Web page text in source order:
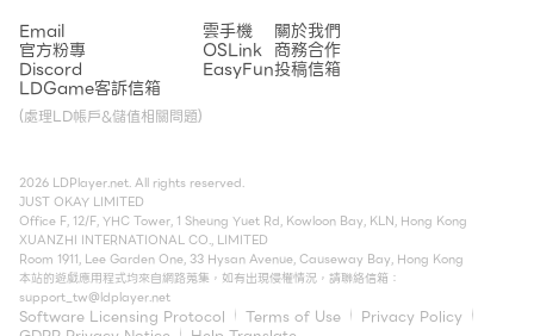
Email
官方粉專
Discord
LDGame客訴信箱
(處理LD帳戶&儲值相關問題)
雲手機
OSLink
EasyFun
關於我們
商務合作
投稿信箱
2026 LDPlayer.net. All rights reserved.
JUST OKAY LIMITED
Office F, 12/F, YHC Tower, 1 Sheung Yuet Rd, Kowloon Bay, KLN, Hong Kong
XUANZHI INTERNATIONAL CO., LIMITED
Room 1911, Lee Garden One, 33 Hysan Avenue, Causeway Bay, Hong Kong
本站的遊戲應用程式均來自網路蒐集，如有出現侵權情況，請聯絡信箱：
support_tw@ldplayer.net
Software Licensing Protocol Terms of Use
Privacy Policy